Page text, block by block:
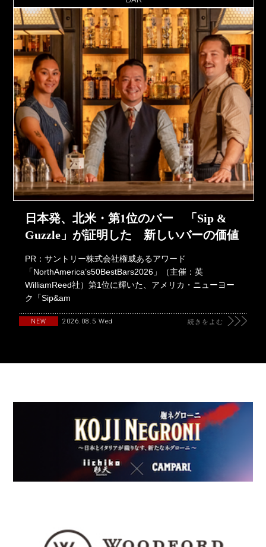
日本発、北米・第1位のバー 「Sip &
Guzzle」が証明した 新しいバーの価値
PR：サントリー株式会社権威あるアワード
「NorthAmerica’s50BestBars2026」（主催：英
WilliamReed社）第1位に輝いた、アメリカ・ニューヨー
ク「Sip&am
NEW 2026.08.5 Wed 続きをよむ